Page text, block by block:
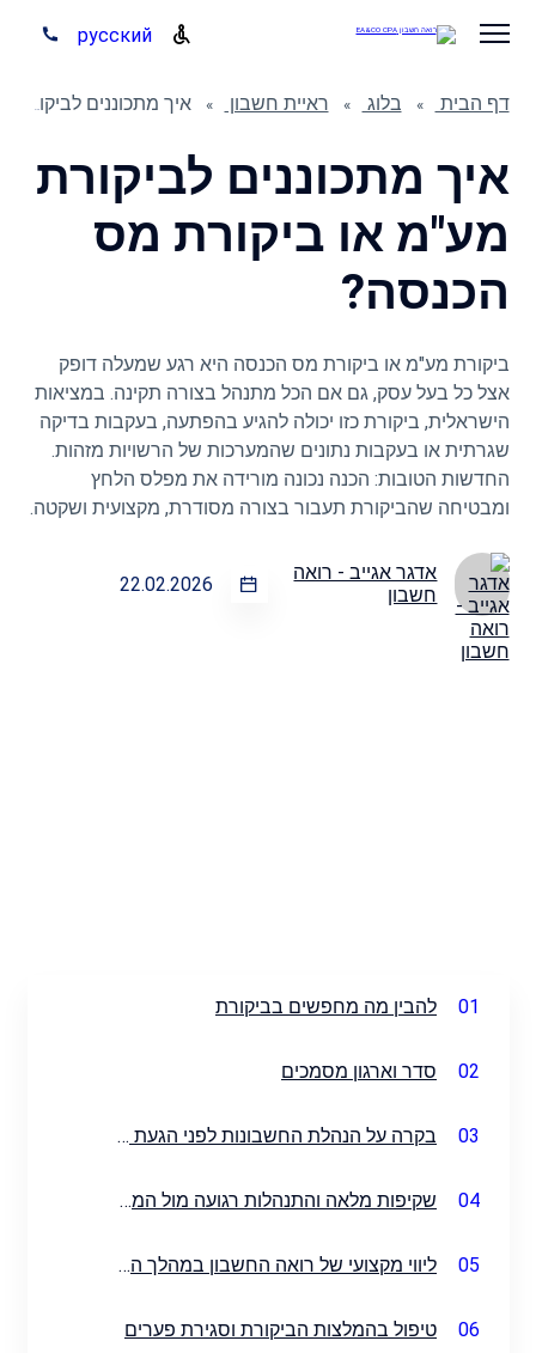
русский
דף הבית בלוג ראיית חשבון איך מתכוננים לביקורת מע"מ או ביקורת מס הכנסה?
איך מתכוננים לביקורת
מע"מ או ביקורת מס
הכנסה?
ביקורת מע"מ או ביקורת מס הכנסה היא רגע שמעלה דופק
אצל כל בעל עסק, גם אם הכל מתנהל בצורה תקינה. במציאות
הישראלית, ביקורת כזו יכולה להגיע בהפתעה, בעקבות בדיקה
שגרתית או בעקבות נתונים שהמערכות של הרשויות מזהות.
החדשות הטובות: הכנה נכונה מורידה את מפלס הלחץ
ומבטיחה שהביקורת תעבור בצורה מסודרת, מקצועית ושקטה.
אדגר אגייב - רואה
חשבון
22.02.2026
01 להבין מה מחפשים בביקורת
02 סדר וארגון מסמכים
03 בקרה על הנהלת החשבונות לפני הגעת הביקורת
04 שקיפות מלאה והתנהלות רגועה מול המבקרים
05 ליווי מקצועי של רואה החשבון במהלך הביקורת
06 טיפול בהמלצות הביקורת וסגירת פערים